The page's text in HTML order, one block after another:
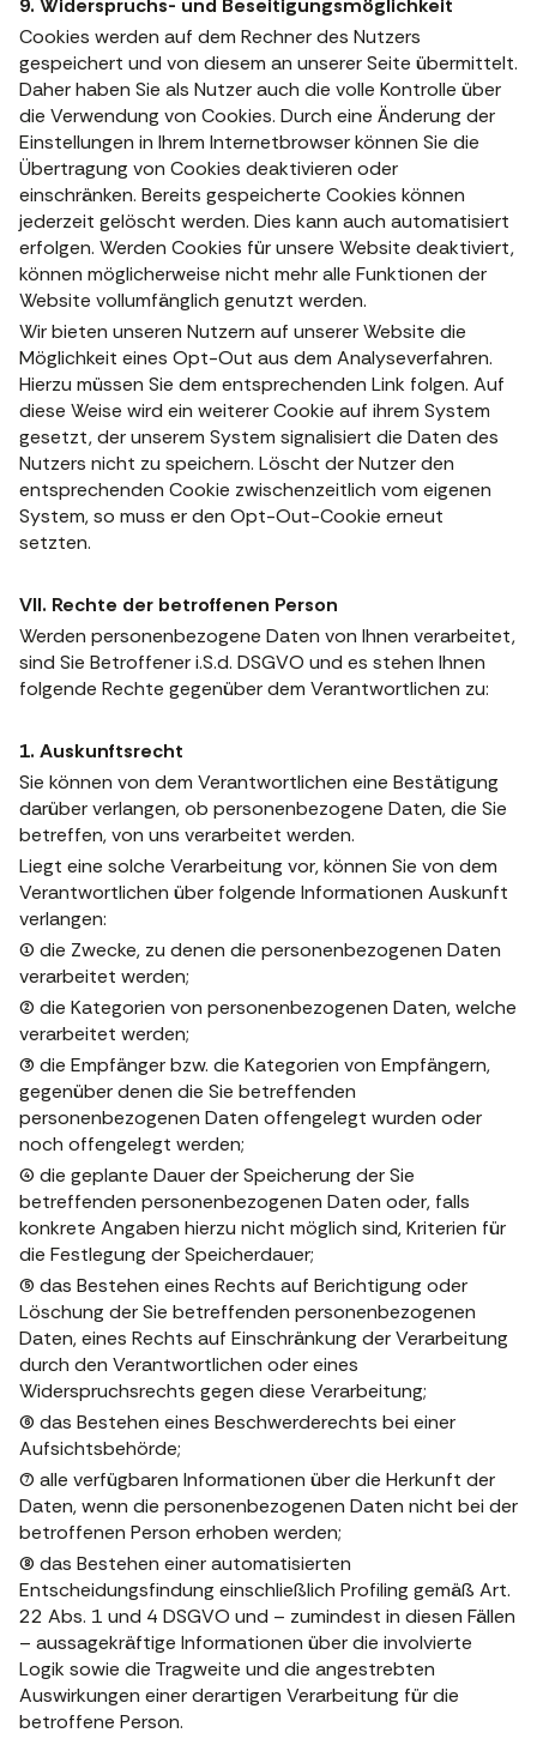
9. Widerspruchs- und Beseitigungsmöglichkeit
Cookies werden auf dem Rechner des Nutzers
gespeichert und von diesem an unserer Seite übermittelt.
Daher haben Sie als Nutzer auch die volle Kontrolle über
die Verwendung von Cookies. Durch eine Änderung der
Einstellungen in Ihrem Internetbrowser können Sie die
Übertragung von Cookies deaktivieren oder
einschränken. Bereits gespeicherte Cookies können
jederzeit gelöscht werden. Dies kann auch automatisiert
erfolgen. Werden Cookies für unsere Website deaktiviert,
können möglicherweise nicht mehr alle Funktionen der
Website vollumfänglich genutzt werden.
Wir bieten unseren Nutzern auf unserer Website die
Möglichkeit eines Opt-Out aus dem Analyseverfahren.
Hierzu müssen Sie dem entsprechenden Link folgen. Auf
diese Weise wird ein weiterer Cookie auf ihrem System
gesetzt, der unserem System signalisiert die Daten des
Nutzers nicht zu speichern. Löscht der Nutzer den
entsprechenden Cookie zwischenzeitlich vom eigenen
System, so muss er den Opt-Out-Cookie erneut
setzten.
VII. Rechte der betroffenen Person
Werden personenbezogene Daten von Ihnen verarbeitet,
sind Sie Betroffener i.S.d. DSGVO und es stehen Ihnen
folgende Rechte gegenüber dem Verantwortlichen zu:
1. Auskunftsrecht
Sie können von dem Verantwortlichen eine Bestätigung
darüber verlangen, ob personenbezogene Daten, die Sie
betreffen, von uns verarbeitet werden.
Liegt eine solche Verarbeitung vor, können Sie von dem
Verantwortlichen über folgende Informationen Auskunft
verlangen:
(1) die Zwecke, zu denen die personenbezogenen Daten
verarbeitet werden;
(2) die Kategorien von personenbezogenen Daten, welche
verarbeitet werden;
(3) die Empfänger bzw. die Kategorien von Empfängern,
gegenüber denen die Sie betreffenden
personenbezogenen Daten offengelegt wurden oder
noch offengelegt werden;
(4) die geplante Dauer der Speicherung der Sie
betreffenden personenbezogenen Daten oder, falls
konkrete Angaben hierzu nicht möglich sind, Kriterien für
die Festlegung der Speicherdauer;
(5) das Bestehen eines Rechts auf Berichtigung oder
Löschung der Sie betreffenden personenbezogenen
Daten, eines Rechts auf Einschränkung der Verarbeitung
durch den Verantwortlichen oder eines
Widerspruchsrechts gegen diese Verarbeitung;
(6) das Bestehen eines Beschwerderechts bei einer
Aufsichtsbehörde;
(7) alle verfügbaren Informationen über die Herkunft der
Daten, wenn die personenbezogenen Daten nicht bei der
betroffenen Person erhoben werden;
(8) das Bestehen einer automatisierten
Entscheidungsfindung einschließlich Profiling gemäß Art.
22 Abs. 1 und 4 DSGVO und – zumindest in diesen Fällen
– aussagekräftige Informationen über die involvierte
Logik sowie die Tragweite und die angestrebten
Auswirkungen einer derartigen Verarbeitung für die
betroffene Person.